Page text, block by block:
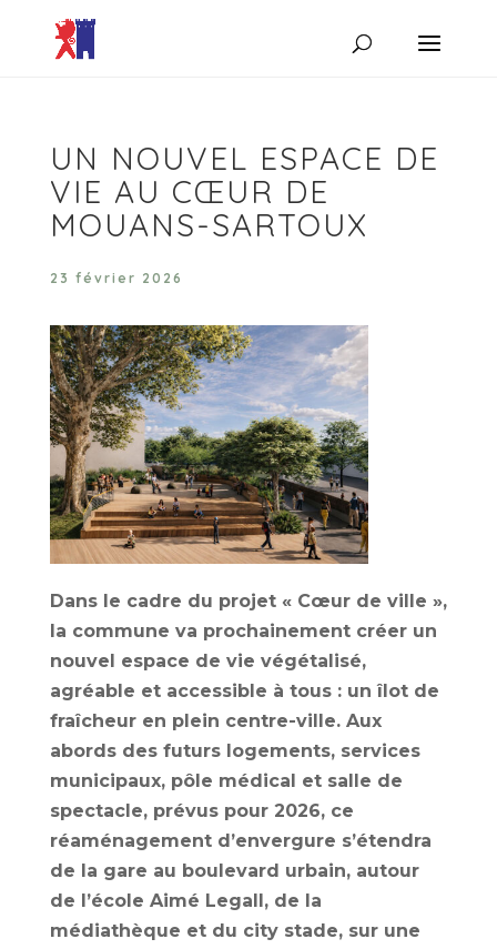
UN NOUVEL ESPACE DE
VIE AU CŒUR DE
MOUANS-SARTOUX
23 février 2026
Dans le cadre du projet « Cœur de ville »,
la commune va prochainement créer un
nouvel espace de vie végétalisé,
agréable et accessible à tous : un îlot de
fraîcheur en plein centre-ville. Aux
abords des futurs logements, services
municipaux, pôle médical et salle de
spectacle, prévus pour 2026, ce
réaménagement d’envergure s’étendra
de la gare au boulevard urbain, autour
de l’école Aimé Legall, de la
médiathèque et du city stade, sur une